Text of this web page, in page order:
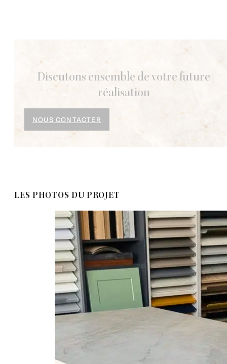
Discutons ensemble de votre future
réalisation
NOUS CONTACTER
LES PHOTOS DU PROJET